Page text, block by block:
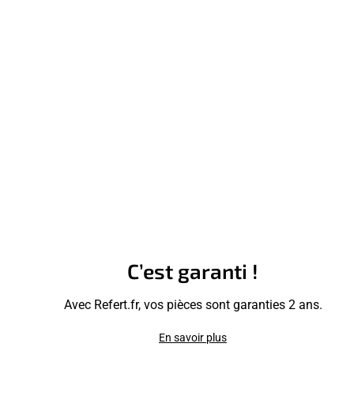
C’est garanti !
Avec Refert.fr, vos pièces sont garanties 2 ans.
En savoir plus